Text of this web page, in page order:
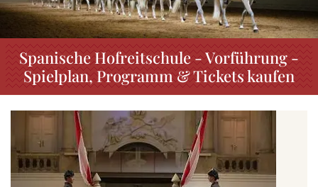
Spanische Hofreitschule - Vorführung -
Spielplan, Programm & Tickets kaufen